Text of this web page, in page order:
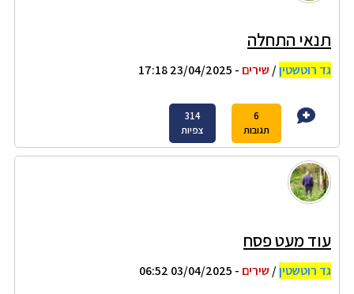
תנאי התחלה
גד רוטשטין/ שירים - 23/04/2025 17:18
6
תגובות
314
צפיות
עוד מעט פסח
גד רוטשטין/ שירים - 03/04/2025 06:52